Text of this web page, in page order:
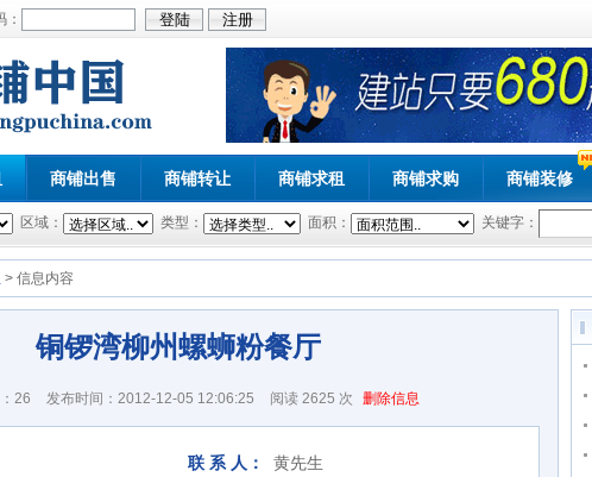
：
商铺出售 商铺转让 商铺求租 商铺求购 商铺装修
区域： 类型： 面积： 关键字：
> 信息内容
铜锣湾柳州螺蛳粉餐厅
26 发布时间：2012-12-05 12:06:25 阅读 2625 次 删除信息
联 系 人：
黄先生